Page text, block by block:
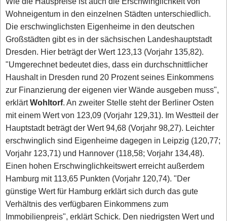
Wohneigentum in den einzelnen Städten unterschiedlich.
Die erschwinglichsten Eigenheime in den deutschen
Großstädten gibt es in der sächsischen Landeshauptstadt
Dresden. Hier beträgt der Wert 123,13 (Vorjahr 135,82).
"Umgerechnet bedeutet dies, dass ein durchschnittlicher
Haushalt in Dresden rund 20 Prozent seines Einkommens
zur Finanzierung der eigenen vier Wände ausgeben muss",
erklärtWohltorf. An zweiter Stelle steht der Berliner Osten
mit einem Wert von 123,09 (Vorjahr 129,31). Im Westteil der
Hauptstadt beträgt der Wert 94,68 (Vorjahr 98,27). Leichter
erschwinglich sind Eigenheime dagegen in Leipzig (120,77;
Vorjahr 123,71) und Hannover (118,58; Vorjahr 134,48).
Einen hohen Erschwinglichkeitswert erreicht außerdem
Hamburg mit 113,65 Punkten (Vorjahr 120,74). "Der
günstige Wert für Hamburg erklärt sich durch das gute
Verhältnis des verfügbaren Einkommens zum
Immobilienpreis", erklärt Schick. Den niedrigsten Wert und